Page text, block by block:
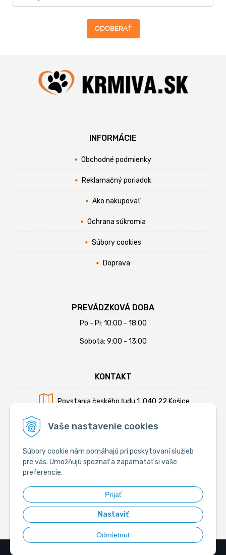
Vaše nastavenie cookies
Súbory cookie nám pomáhajú pri poskytovaní služieb
pre vás. Umožňujú spoznať a zapamätať si vaše
preferencie.
Prijať
Nastaviť
Odmietnuť
ODOBERAŤ
INFORMÁCIE
Obchodné podmienky
Reklamačný poriadok
Ako nakupovať
Ochrana súkromia
Súbory cookies
Doprava
PREVÁDZKOVÁ DOBA
Po - Pi: 10:00 - 18:00
Sobota: 9:00 - 13:00
KONTAKT
Povstania českého ľudu 1, 040 22 Košice
Mobil:+421 902 794 355
E-mail:info@krmiva.sk